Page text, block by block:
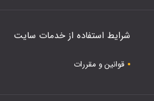
شرایط استفاده از خدمات سایت
قوانین و مقررات